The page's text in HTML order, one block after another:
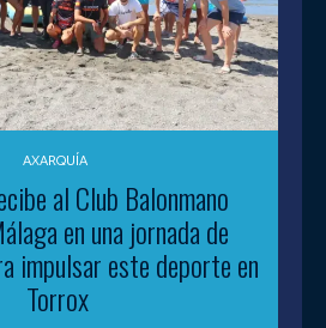
AXARQUÍA
al Club Balonmano
en una jornada de
impulsar este deporte en
Torrox